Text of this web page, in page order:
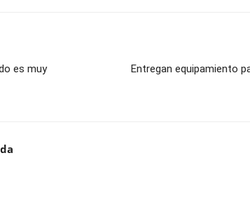
es muy
Entregan equipamiento